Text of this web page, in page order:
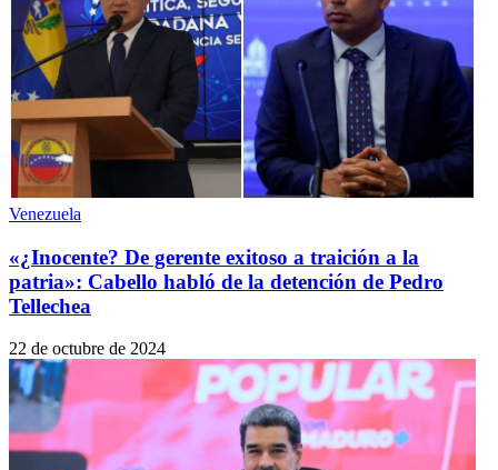
Venezuela
«¿Inocente? De gerente exitoso a traición a la
patria»: Cabello habló de la detención de Pedro
Tellechea
22 de octubre de 2024